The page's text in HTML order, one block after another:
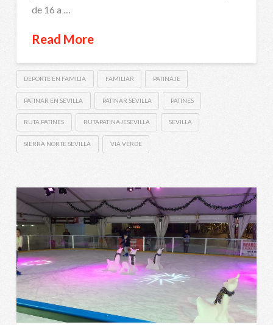
de 16 a …
Read More
DEPORTE EN FAMILIA FAMILIAR PATINAJE
PATINAR EN SEVILLA PATINAR SEVILLA PATINES
RUTA PATINES RUTAPATINAJESEVILLA SEVILLA
SIERRA NORTE SEVILLA VIA VERDE